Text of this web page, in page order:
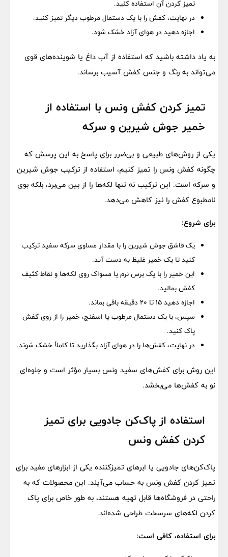
تمیز کردن آن استفاده کنید.
در نهایت، کفش را با یک دستمال مرطوب دیگر تمیز کنید.
اجازه دهید در هوای آزاد خشک شود.
به یاد داشته باشید که استفاده از آب داغ یا شوینده‌های قوی
می‌تواند به رنگ و جنس کفش آسیب برساند.
تمیز کردن کفش ونس با استفاده از
خمیر جوش شیرین و سرکه
یکی از روش‌های طبیعی و بی‌ضرر برای پاسخ به این پرسش که
چگونه کفش ونس را تمیز کنیم، استفاده از ترکیب جوش شیرین
و سرکه است. این ترکیب نه تنها لکه‌ها را از بین می‌برد، بلکه بوی
نامطبوع کفش را نیز کاهش می‌دهد.
برای شروع:
یک قاشق جوش شیرین را با مقدار مساوی سرکه سفید ترکیب
کنید تا یک خمیر غلیظ به دست آید.
این خمیر را با یک برس نرم یا مسواک روی لکه‌ها و نقاط کثیف
کفش بمالید.
اجازه دهید ۱۵ تا ۲۰ دقیقه باقی بماند.
سپس، با یک دستمال مرطوب یا اسفنج، خمیر را از روی کفش
پاک کنید.
در نهایت، کفش‌ها را در هوای آزاد بگذارید تا کاملاً خشک شوند.
این روش برای کفش‌های سفید ونس بسیار مؤثر است و جلوه‌ای
نو به کفش‌ها می‌بخشد.
استفاده از پاک‌کن جادویی برای تمیز
کردن کفش ونس
پاک‌کن‌های جادویی یا ابرهای تمیزکننده یکی از ابزارهای مفید برای
تمیز کردن کفش ونس به حساب می‌آیند. این محصولات که به
راحتی در فروشگاه‌ها قابل تهیه هستند، به طور خاص برای پاک
کردن لکه‌های سرسخت طراحی شده‌اند.
برای استفاده، کافی است: